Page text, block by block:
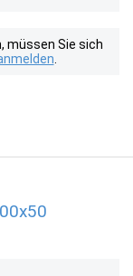
müssen Sie sich